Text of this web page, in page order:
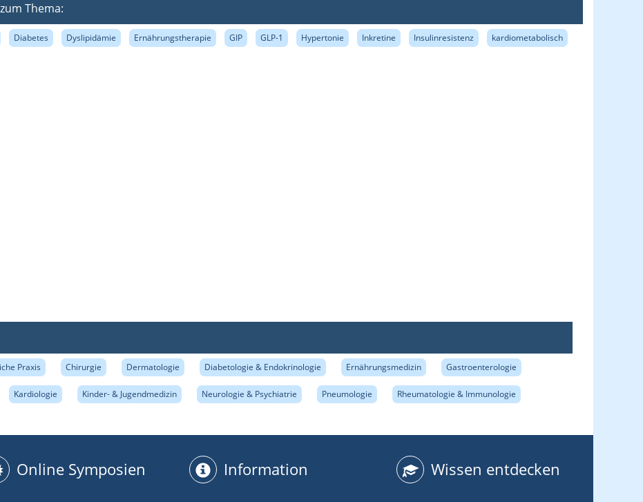
Thema:
Diabetes Dyslipidämie Ernährungstherapie GIP GLP-1 Hypertonie Inkretine Insulinresistenz kardiometabolisch
Praxis Chirurgie Dermatologie Diabetologie & Endokrinologie Ernährungsmedizin Gastroenterologie
Kardiologie Kinder- & Jugendmedizin Neurologie & Psychiatrie Pneumologie Rheumatologie & Immunologie
Online Symposien Information Wissen entdecken